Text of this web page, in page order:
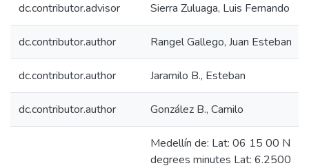
dc.contributor.advisor Sierra Zuluaga, Luis Fernando
dc.contributor.author Rangel Gallego, Juan Esteban
dc.contributor.author Jaramilo B., Esteban
dc.contributor.author González B., Camilo
Medellín de: Lat: 06 15 00 N
degrees minutes Lat: 6.2500